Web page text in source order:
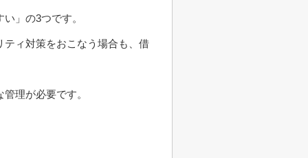
」の3つです。
ィ対策をおこなう場合も、借
理が必要です。